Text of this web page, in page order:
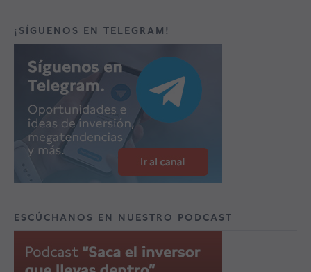
¡SÍGUENOS EN TELEGRAM!
ESCÚCHANOS EN NUESTRO PODCAST